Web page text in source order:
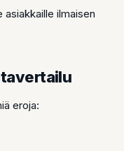
asiakkaille ilmaisen
eroja: